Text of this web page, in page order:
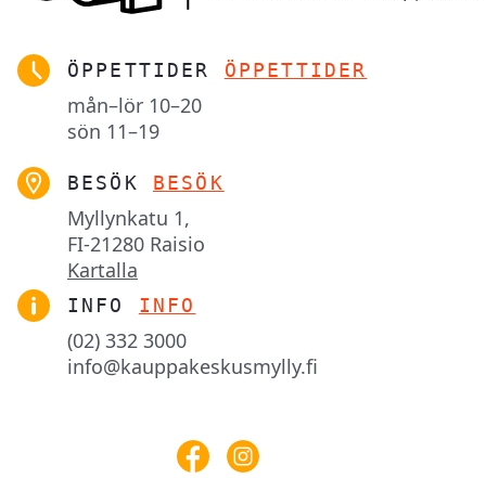
ÖPPETTIDER ÖPPETTIDER
mån–lör 10–20
sön 11–19
BESÖK BESÖK
Myllynkatu 1,
FI-21280 Raisio
Kartalla
INFO INFO
(02) 332 3000
info@kauppakeskusmylly.fi